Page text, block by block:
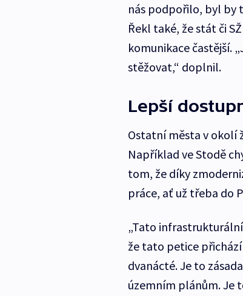
nás podpořilo, byl by
Řekl také, že stát či
komunikace častější.
stěžovat,“ doplnil.
Lepší
Ostatní města v okolí
Například ve Stodě
tom, že díky
práce, ať už třeba do
„Tato
že tato petice
dvanácté. Je to
územním plánům. Je